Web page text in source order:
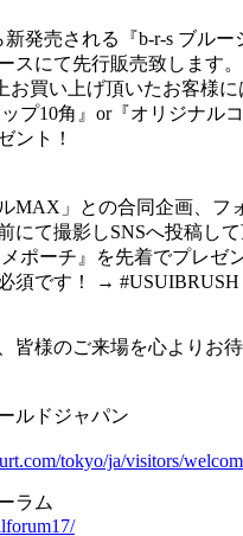
新発売される『b-r-s ブルー
スにて先行販売致します。
お買い上げ頂いたお客様に
プ10角』or『オリジナル
ント！
MAX」との合同企画、フ
にて撮影しSNSへ投稿し
ポーチ』を先着でプレゼ
須です！ → #USUIBRUSH
皆様のご来場を心よりお
ルドジャパン
tokyo/ja/visitors/
ラム